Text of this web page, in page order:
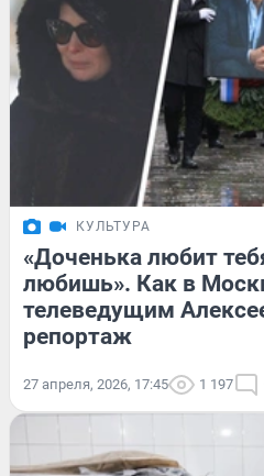
КУЛЬТУРА
«Доченька любит
любишь». Как в
телеведущим
репортаж
27 апреля, 2026, 17:45 1 197